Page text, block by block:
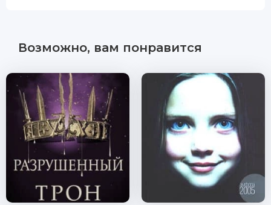
Возможно, вам понравится